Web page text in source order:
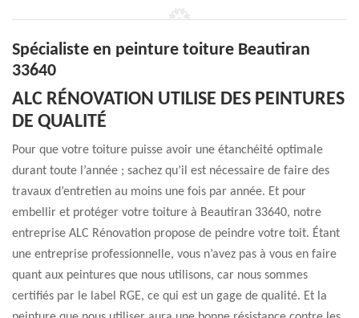
Spécialiste en peinture toiture Beautiran
33640
ALC RÉNOVATION UTILISE DES PEINTURES
DE QUALITÉ
Pour que votre toiture puisse avoir une étanchéité optimale
durant toute l’année ; sachez qu’il est nécessaire de faire des
travaux d’entretien au moins une fois par année. Et pour
embellir et protéger votre toiture à Beautiran 33640, notre
entreprise ALC Rénovation propose de peindre votre toit. Étant
une entreprise professionnelle, vous n’avez pas à vous en faire
quant aux peintures que nous utilisons, car nous sommes
certifiés par le label RGE, ce qui est un gage de qualité. Et la